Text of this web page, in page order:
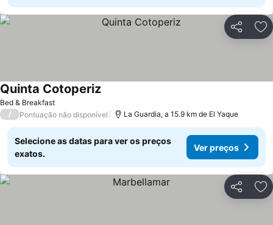
Partilhar
Bed & Breakfast
Quinta Cotoperiz
/ Pontuação não disponível La Guardia, a 15.9 km de El Yaque
Selecione as datas para ver os preços
exatos.
Ver preços
Partilhar